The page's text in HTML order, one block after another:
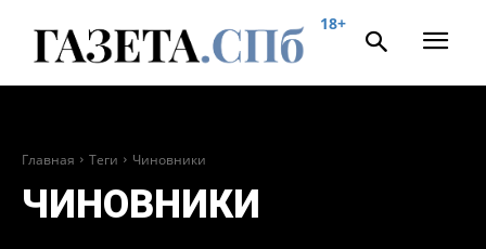
18+
Главная Теги Чиновники
ЧИНОВНИКИ